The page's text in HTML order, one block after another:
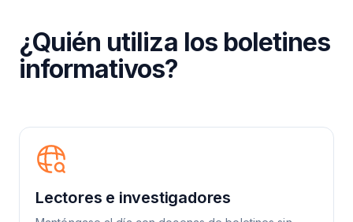
¿Quién utiliza los boletines
informativos?
Lectores e investigadores